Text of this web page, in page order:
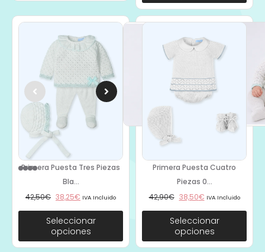
Primera Puesta Tres Piezas
Bla...
42,50€ 38,25€ IVA Incluido
Seleccionar
opciones
Primera Puesta Cuatro
Piezas 0...
42,90€ 38,50€ IVA Incluido
Seleccionar
opciones